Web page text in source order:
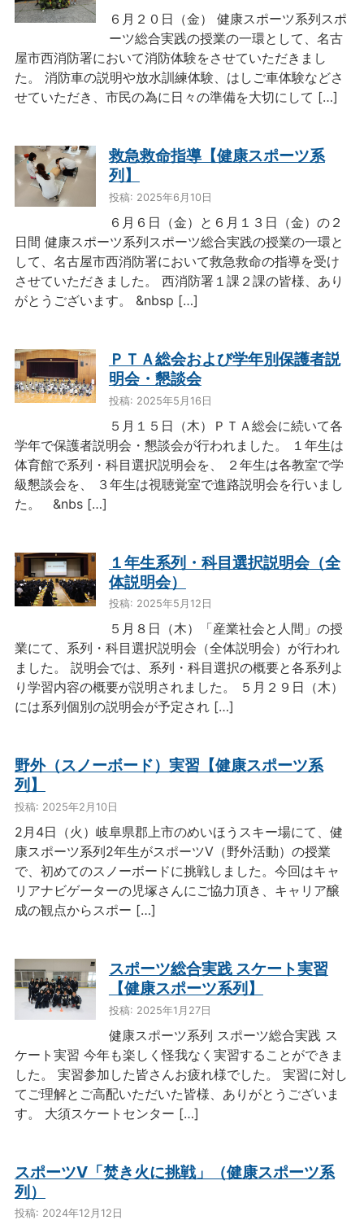
６月２０日（金） 健康スポーツ系列スポ
ーツ総合実践の授業の一環として、名古
屋市西消防署において消防体験をさせていただきまし
た。 消防車の説明や放水訓練体験、はしご車体験などさ
せていただき、市民の為に日々の準備を大切にして […]
救急救命指導【健康スポーツ系
列】
投稿: 2025年6月10日
６月６日（金）と６月１３日（金）の２
日間 健康スポーツ系列スポーツ総合実践の授業の一環と
して、名古屋市西消防署において救急救命の指導を受け
させていただきました。 西消防署１課２課の皆様、あり
がとうございます。 &nbsp […]
ＰＴＡ総会および学年別保護者説
明会・懇談会
投稿: 2025年5月16日
５月１５日（木）ＰＴＡ総会に続いて各
学年で保護者説明会・懇談会が行われました。 １年生は
体育館で系列・科目選択説明会を、 ２年生は各教室で学
級懇談会を、 ３年生は視聴覚室で進路説明会を行いまし
た。 &nbs […]
１年生系列・科目選択説明会（全
体説明会）
投稿: 2025年5月12日
５月８日（木）「産業社会と人間」の授
業にて、系列・科目選択説明会（全体説明会）が行われ
ました。 説明会では、系列・科目選択の概要と各系列よ
り学習内容の概要が説明されました。 ５月２９日（木）
には系列個別の説明会が予定され […]
野外（スノーボード）実習【健康スポーツ系
列】
投稿: 2025年2月10日
2月4日（火）岐阜県郡上市のめいほうスキー場にて、健
康スポーツ系列2年生がスポーツⅤ（野外活動）の授業
で、初めてのスノーボードに挑戦しました。今回はキャ
リアナビゲーターの児塚さんにご協力頂き、キャリア醸
成の観点からスポー […]
スポーツ総合実践 スケート実習
【健康スポーツ系列】
投稿: 2025年1月27日
健康スポーツ系列 スポーツ総合実践 ス
ケート実習 今年も楽しく怪我なく実習することができま
した。 実習参加した皆さんお疲れ様でした。 実習に対し
てご理解とご高配いただいた皆様、ありがとうございま
す。 大須スケートセンター […]
スポーツⅤ「焚き火に挑戦」（健康スポーツ系
列）
投稿: 2024年12月12日